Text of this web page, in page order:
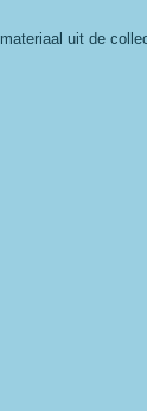
uit de